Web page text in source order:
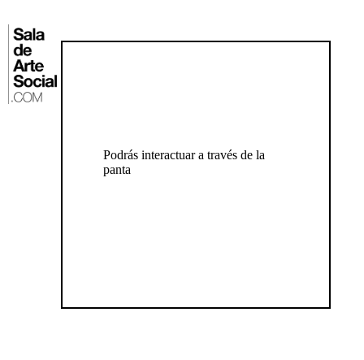
Podrás interactuar a través de la
pantal